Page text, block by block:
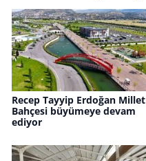
Recep Tayyip Erdoğan Millet
Bahçesi büyümeye devam
ediyor